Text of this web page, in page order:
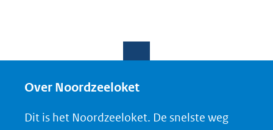
Over Noordzeeloket
Dit is het Noordzeeloket. De snelste weg